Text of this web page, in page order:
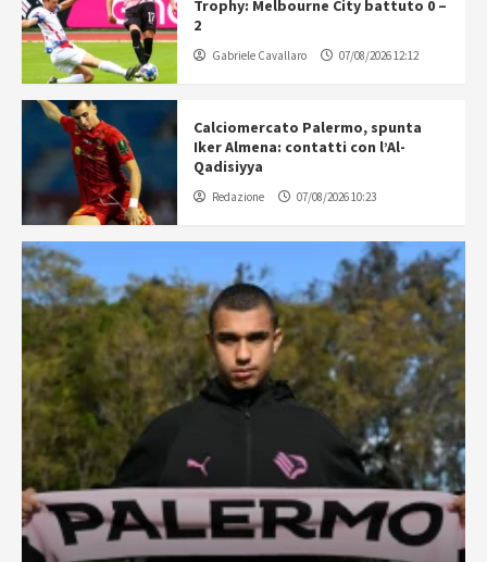
Trophy: Melbourne City battuto 0 –
2
Gabriele Cavallaro 07/08/2026 12:12
Calciomercato Palermo, spunta
Iker Almena: contatti con l’Al-
Qadisiyya
Redazione 07/08/2026 10:23